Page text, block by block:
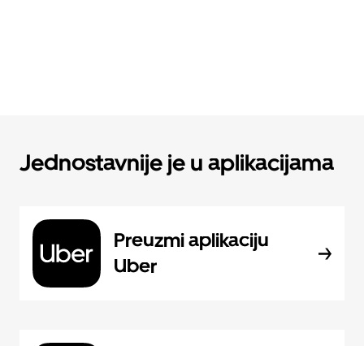
Jednostavnije je u aplikacijama
Preuzmi aplikaciju
Uber